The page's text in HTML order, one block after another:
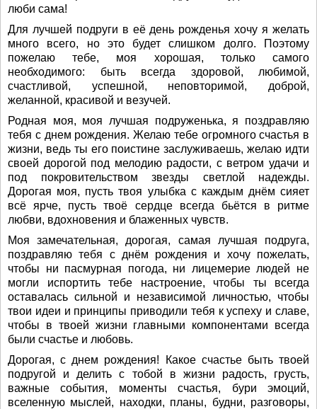
люби сама!
Для лучшей подруги в её день рожденья хочу я желать
много всего, но это будет слишком долго. Поэтому
пожелаю тебе, моя хорошая, только самого
необходимого: быть всегда здоровой, любимой,
счастливой, успешной, неповторимой, доброй,
желанной, красивой и везучей.
Родная моя, моя лучшая подруженька, я поздравляю
тебя с днем рождения. Желаю тебе огромного счастья в
жизни, ведь ты его поистине заслуживаешь, желаю идти
своей дорогой под мелодию радости, с ветром удачи и
под покровительством звезды светлой надежды.
Дорогая моя, пусть твоя улыбка с каждым днём сияет
всё ярче, пусть твоё сердце всегда бьётся в ритме
любви, вдохновения и блаженных чувств.
Моя замечательная, дорогая, самая лучшая подруга,
поздравляю тебя с днём рождения и хочу пожелать,
чтобы ни пасмурная погода, ни лицемерие людей не
могли испортить тебе настроение, чтобы ты всегда
оставалась сильной и независимой личностью, чтобы
твои идеи и принципы приводили тебя к успеху и славе,
чтобы в твоей жизни главными компонентами всегда
были счастье и любовь.
Дорогая, с днем рождения! Какое счастье быть твоей
подругой и делить с тобой в жизни радость, грусть,
важные события, моменты счастья, бури эмоций,
вселенную мыслей, находки, планы, будни, разговоры,